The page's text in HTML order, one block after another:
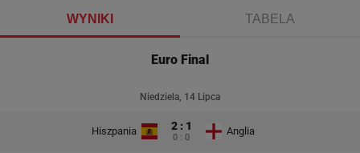
WYNIKI TABELA
Euro Final
Niedziela, 14 Lipca
Hiszpania 2 : 1
0 : 0
Anglia